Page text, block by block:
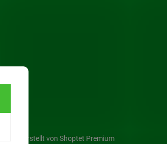
Erstellt von Shoptet Premium